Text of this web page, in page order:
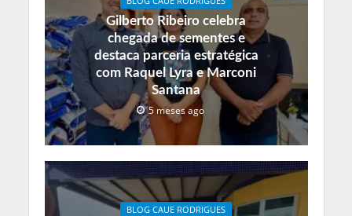
Gilberto Ribeiro celebra
chegada de sementes e
destaca parceria estratégica
com Raquel Lyra e Marconi
Santana
5 meses ago
BLOG CAUE RODRIGUES